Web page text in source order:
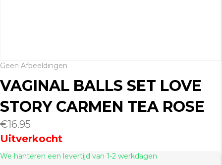
Geen Afbeeldingen
VAGINAL BALLS SET LOVE
STORY CARMEN TEA ROSE
€16.95
Uitverkocht
We hanteren een levertijd van 1-2 werkdagen